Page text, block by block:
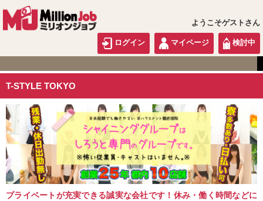
ようこそゲストさん
ログイン マイページ 検討中
T-STYLE TOKYO
プライベートが充実できる誠実な会社です！休み・働く時間などに